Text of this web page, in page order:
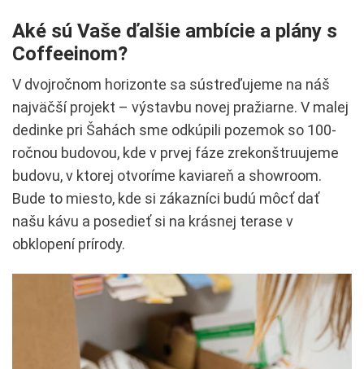
Aké sú Vaše ďalšie ambície a plány s
Coffeeinom?
V dvojročnom horizonte sa sústreďujeme na náš
najväčší projekt – výstavbu novej pražiarne. V malej
dedinke pri Šahách sme odkúpili pozemok so 100-
ročnou budovou, kde v prvej fáze zrekonštruujeme
budovu, v ktorej otvoríme kaviareň a showroom.
Bude to miesto, kde si zákazníci budú môcť dať
našu kávu a posedieť si na krásnej terase v
obklopení prírody.